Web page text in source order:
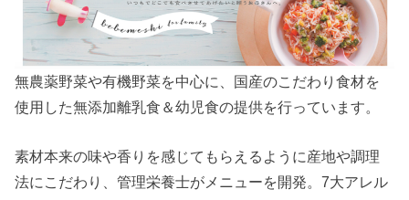
無農薬野菜や有機野菜を中心に、国産のこだわり食材を
使用した無添加離乳食＆幼児食の提供を行っています。
素材本来の味や香りを感じてもらえるように産地や調理
法にこだわり、管理栄養士がメニューを開発。7大アレル